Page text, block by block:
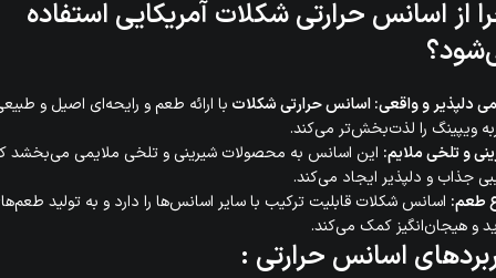
از اسانس حرارتی شکلات آمریکایی استفاده
دلپذیر و واقعی: اسانس حرارتی شکلات با ارائه طعم و رایحه‌ای اصیل و
ویپینگ را لذت‌بخش‌تر می‌کند.
و تلخی ملایم: این اسانس به محصولات شیرینی و تلخی ملایمی می‌بخشد
جذاب و دلپذیر ایجاد می‌کند.
طعم: اسانس شکلات قابلیت ترکیب با سایر اسانس‌ها را دارد و به تولید
و هیجان‌انگیز کمک می‌کند.
اسانس حرارتی :